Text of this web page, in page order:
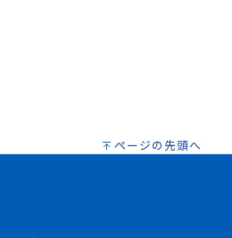
ページの先頭へ